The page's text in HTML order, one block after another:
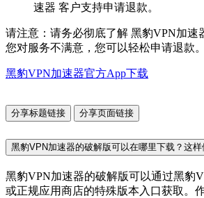
速器 客户支持申请退款。
请注意：请务必彻底了解 黑豹VPN加速
您对服务不满意，您可以轻松申请退款。
黑豹VPN加速器官方App下载
分享标题链接 分享页面链接
黑豹VPN加速器的破解版可以在哪里下载？这样
黑豹VPN加速器的破解版可以通过黑豹
或正规应用商店的特殊版本入口获取。